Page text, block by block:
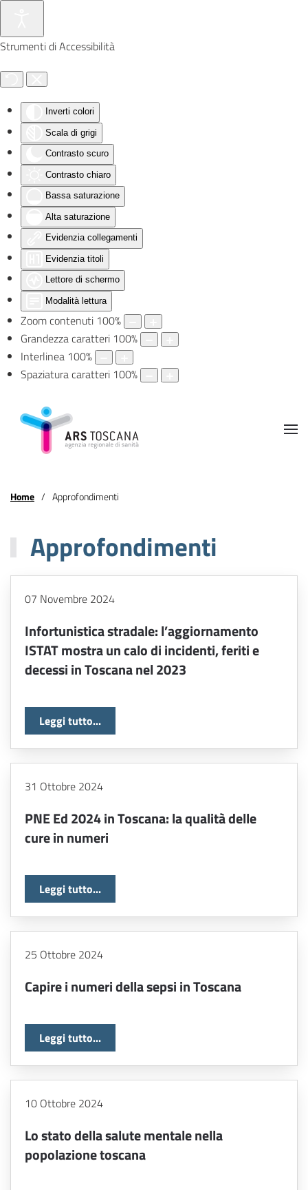
Strumenti di Accessibilità
Inverti colori
Scala di grigi
Contrasto scuro
Contrasto chiaro
Bassa saturazione
Alta saturazione
Evidenzia collegamenti
Evidenzia titoli
Lettore di schermo
Modalità lettura
Zoom contenuti 100%
Grandezza caratteri 100%
Interlinea 100%
Spaziatura caratteri 100%
Skip to main content
Home Approfondimenti
Approfondimenti
07 Novembre 2024
Infortunistica stradale: l’aggiornamento
ISTAT mostra un calo di incidenti, feriti e
decessi in Toscana nel 2023
Leggi tutto...
31 Ottobre 2024
PNE Ed 2024 in Toscana: la qualità delle
cure in numeri
Leggi tutto...
25 Ottobre 2024
Capire i numeri della sepsi in Toscana
Leggi tutto...
10 Ottobre 2024
Lo stato della salute mentale nella
popolazione toscana